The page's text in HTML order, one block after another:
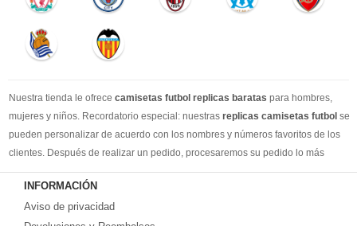
Nuestra tienda le ofrece camisetas futbol replicas baratas para hombres,
mujeres y niños. Recordatorio especial: nuestras replicas camisetas futbol se
pueden personalizar de acuerdo con los nombres y números favoritos de los
clientes. Después de realizar un pedido, procesaremos su pedido lo más
rápido posible, para que pueda recibir su camisetas de fútbol favorita cuando
la necesite. DHL / EMS / China Post y otro expreso, puede elegir libremente.
Llevamos más de 10 años comprometidos con esta industria, con una línea de
INFORMACIÓN
Aviso de privacidad